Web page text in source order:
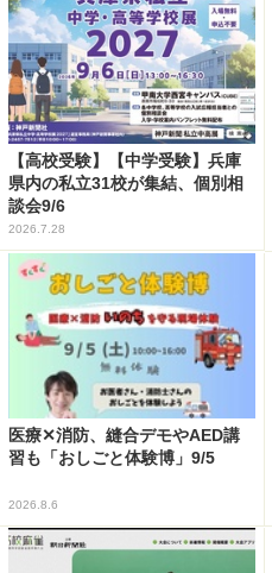
【高校受験】【中学受験】兵庫
県内の私立31校が集結、個別相
談会9/6
2026.7.28
医療✕消防、縫合デモやAED講
習も「おしごと体験博」9/5
2026.8.6